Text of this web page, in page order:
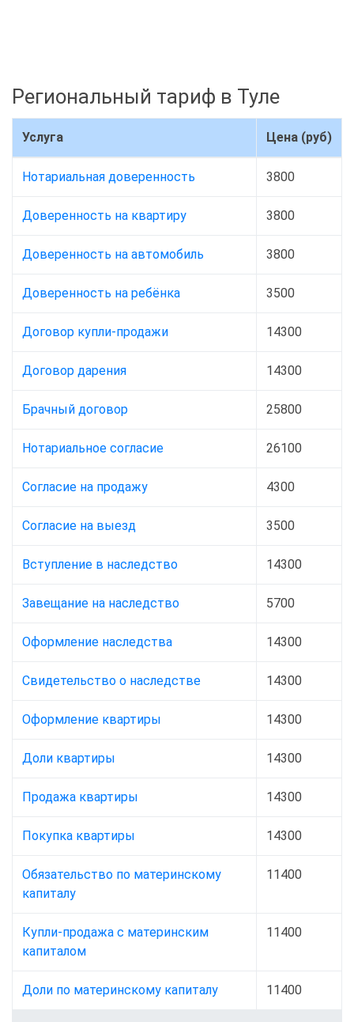
Региональный тариф в Туле
Услуга Цена (руб)
Нотариальная доверенность 3800
Доверенность на квартиру 3800
Доверенность на автомобиль 3800
Доверенность на ребёнка 3500
Договор купли-продажи 14300
Договор дарения 14300
Брачный договор 25800
Нотариальное согласие 26100
Согласие на продажу 4300
Согласие на выезд 3500
Вступление в наследство 14300
Завещание на наследство 5700
Оформление наследства 14300
Свидетельство о наследстве 14300
Оформление квартиры 14300
Доли квартиры 14300
Продажа квартиры 14300
Покупка квартиры 14300
Обязательство по материнскому
капиталу
11400
Купли-продажа с материнским
капиталом
11400
Доли по материнскому капиталу 11400